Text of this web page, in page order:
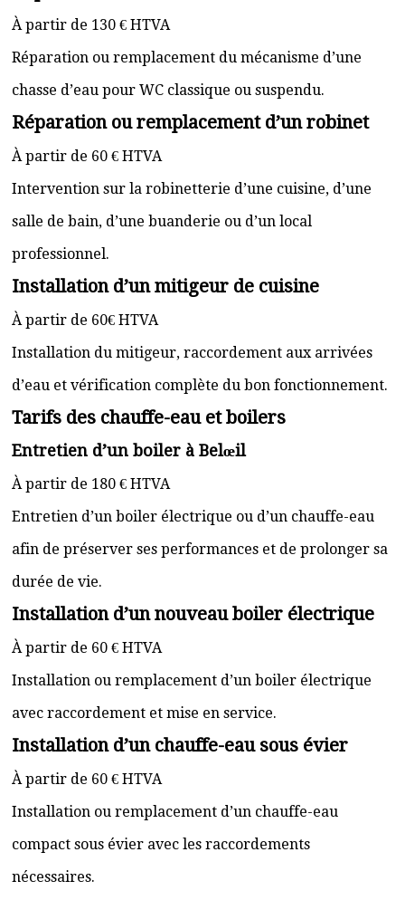
À partir de 130 € HTVA
Réparation ou remplacement du mécanisme d’une
chasse d’eau pour WC classique ou suspendu.
Réparation ou remplacement d’un robinet
À partir de 60 € HTVA
Intervention sur la robinetterie d’une cuisine, d’une
salle de bain, d’une buanderie ou d’un local
professionnel.
Installation d’un mitigeur de cuisine
À partir de 60€ HTVA
Installation du mitigeur, raccordement aux arrivées
d’eau et vérification complète du bon fonctionnement.
Tarifs des chauffe-eau et boilers
Entretien d’un boiler à Belœil
À partir de 180 € HTVA
Entretien d’un boiler électrique ou d’un chauffe-eau
afin de préserver ses performances et de prolonger sa
durée de vie.
Installation d’un nouveau boiler électrique
À partir de 60 € HTVA
Installation ou remplacement d’un boiler électrique
avec raccordement et mise en service.
Installation d’un chauffe-eau sous évier
À partir de 60 € HTVA
Installation ou remplacement d’un chauffe-eau
compact sous évier avec les raccordements
nécessaires.